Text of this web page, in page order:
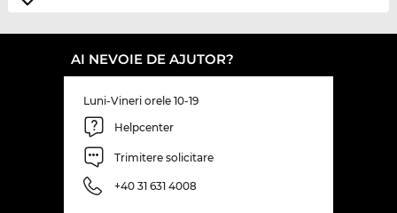
AI NEVOIE DE AJUTOR?
Luni-Vineri orele 10-19
Helpcenter
Trimitere solicitare
+40 31 631 4008